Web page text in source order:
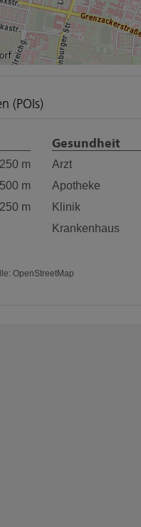
(POIs)
250 m
500 m
250 m
Gesundheit
Arzt
Apotheke
Klinik
Krankenhaus
OpenStreetMap